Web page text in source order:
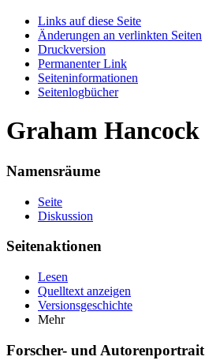
Links auf diese Seite
Änderungen an verlinkten Seiten
Druckversion
Permanenter Link
Seiten­informationen
Seitenlogbücher
Graham Hancock
Namensräume
Seite
Diskussion
Seitenaktionen
Lesen
Quelltext anzeigen
Versionsgeschichte
Mehr
Forscher- und Autorenportrait